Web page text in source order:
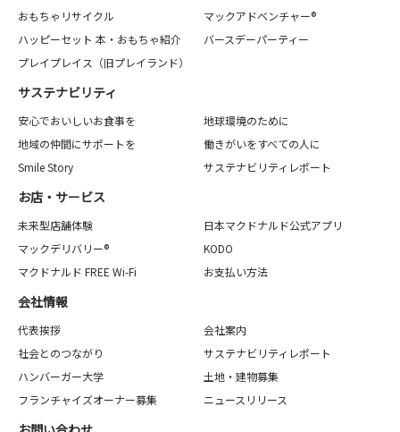
おもちゃリサイクル
マックアドベンチャー®
ハッピーセット 本・おもちゃ紹介
バースデーパーティー
プレイプレイス（旧プレイランド）
サステナビリティ
安心でおいしいお食事を
地球環境のために
地域の仲間にサポートを
働きがいをすべての人に
Smile Story
サステナビリティレポート
お店・サービス
未来型店舗体験
日本マクドナルド公式アプリ
マックデリバリー®
KODO
マクドナルド FREE Wi-Fi
お支払い方法
会社情報
代表挨拶
会社案内
社会とのつながり
サステナビリティレポート
ハンバーガー大学
土地・建物募集
フランチャイズオーナー募集
ニュースリリース